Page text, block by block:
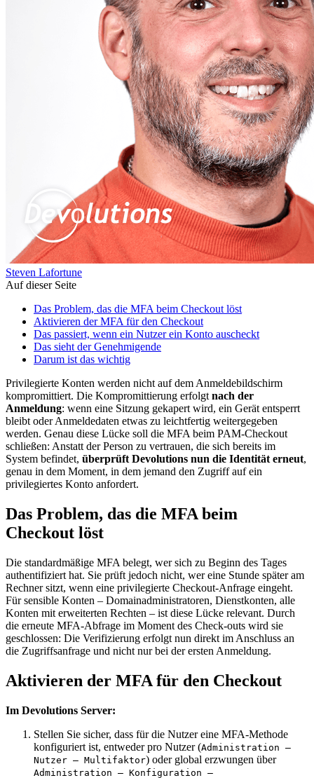
Steven Lafortune
Auf dieser Seite
Das Problem, das die MFA beim Checkout löst
Aktivieren der MFA für den Checkout
Das passiert, wenn ein Nutzer ein Konto auscheckt
Das sieht der Genehmigende
Darum ist das wichtig
Privilegierte Konten werden nicht auf dem Anmeldebildschirm
kompromittiert. Die Kompromittierung erfolgt nach der
Anmeldung: wenn eine Sitzung gekapert wird, ein Gerät entsperrt
bleibt oder Anmeldedaten etwas zu leichtfertig weitergegeben
werden. Genau diese Lücke soll die MFA beim PAM-Checkout
schließen: Anstatt der Person zu vertrauen, die sich bereits im
System befindet, überprüft Devolutions nun die Identität erneut,
genau in dem Moment, in dem jemand den Zugriff auf ein
privilegiertes Konto anfordert.
Das Problem, das die MFA beim
Checkout löst
Die standardmäßige MFA belegt, wer sich zu Beginn des Tages
authentifiziert hat. Sie prüft jedoch nicht, wer eine Stunde später am
Rechner sitzt, wenn eine privilegierte Checkout-Anfrage eingeht.
Für sensible Konten – Domainadministratoren, Dienstkonten, alle
Konten mit erweiterten Rechten – ist diese Lücke relevant. Durch
die erneute MFA-Abfrage im Moment des Check-outs wird sie
geschlossen: Die Verifizierung erfolgt nun direkt im Anschluss an
die Zugriffsanfrage und nicht nur bei der ersten Anmeldung.
Aktivieren der MFA für den Checkout
Im Devolutions Server:
Stellen Sie sicher, dass für die Nutzer eine MFA-Methode
konfiguriert ist, entweder pro Nutzer (Administration –
Nutzer – Multifaktor) oder global erzwungen über
Administration – Konfiguration –